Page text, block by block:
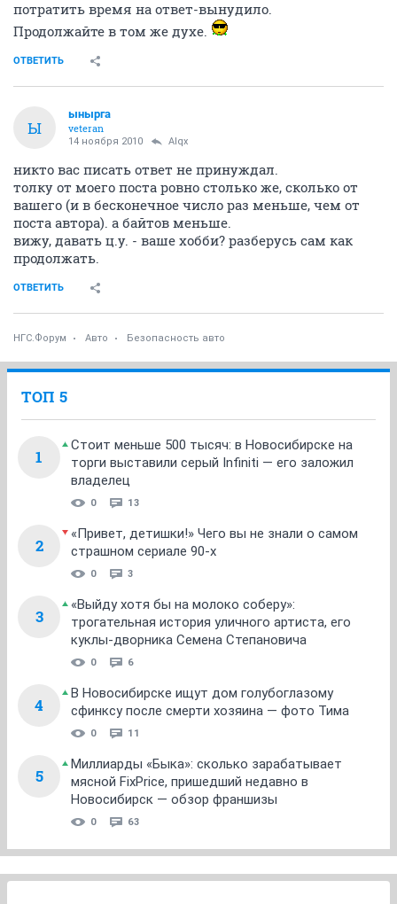
потратить время на ответ-вынудило.
Продолжайте в том же духе.
ОТВЕТИТЬ
Ы
ынырга
veteran
14 ноября 2010 Alqx
никто вас писать ответ не принуждал.
толку от моего поста ровно столько же, сколько от
вашего (и в бесконечное число раз меньше, чем от
поста автора). а байтов меньше.
вижу, давать ц.у. - ваше хобби? разберусь сам как
продолжать.
ОТВЕТИТЬ
НГС.Форум Авто Безопасность авто
ТОП 5
1
Стоит меньше 500 тысяч: в Новосибирске на
торги выставили серый Infiniti — его заложил
владелец
0 13
2
«Привет, детишки!» Чего вы не знали о самом
страшном сериале 90-х
0 3
3
«Выйду хотя бы на молоко соберу»:
трогательная история уличного артиста, его
куклы-дворника Семена Степановича
0 6
4
В Новосибирске ищут дом голубоглазому
сфинксу после смерти хозяина — фото Тима
0 11
5
Миллиарды «Быка»: сколько зарабатывает
мясной FixPrice, пришедший недавно в
Новосибирск — обзор франшизы
0 63